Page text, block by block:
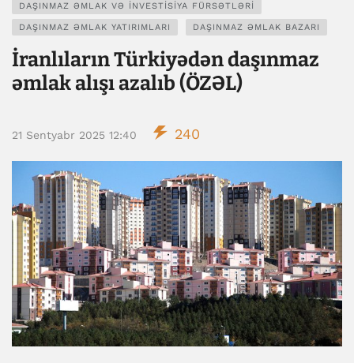
DAŞINMAZ ƏMLAK VƏ INVESTISIYA FÜRSƏTLƏRI
DAŞINMAZ ƏMLAK YATIRIMLARI DAŞINMAZ ƏMLAK BAZARI
İranlıların Türkiyədən daşınmaz
əmlak alışı azalıb (ÖZƏL)
21 Sentyabr 2025 12:40 240